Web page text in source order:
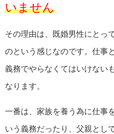
いません
その理由は、既婚男性にとっ
のという感じなのです。仕事
義務でやらなくてはいけない
なります。
一番は、家族を養う為に仕事
いう義務だったり、父親とし